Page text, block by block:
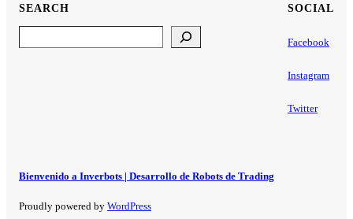
SEARCH SOCIAL
Facebook
Instagram
Twitter
Bienvenido a Inverbots | Desarrollo de Robots de Trading
Proudly powered by WordPress